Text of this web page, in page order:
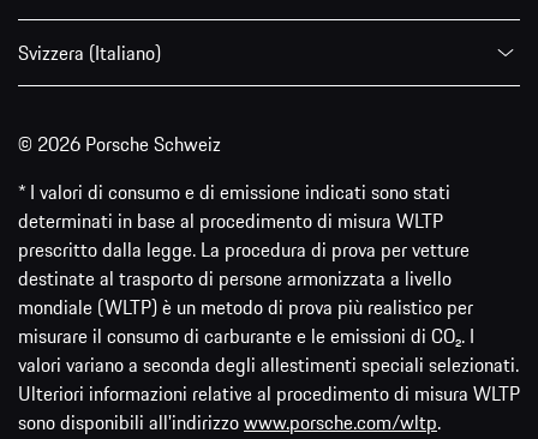
Svizzera (Italiano)
© 2026 Porsche Schweiz
* I valori di consumo e di emissione indicati sono stati
determinati in base al procedimento di misura WLTP
prescritto dalla legge. La procedura di prova per vetture
destinate al trasporto di persone armonizzata a livello
mondiale (WLTP) è un metodo di prova più realistico per
misurare il consumo di carburante e le emissioni di CO₂. I
valori variano a seconda degli allestimenti speciali selezionati.
Ulteriori informazioni relative al procedimento di misura WLTP
sono disponibili all'indirizzowww.porsche.com/wltp.